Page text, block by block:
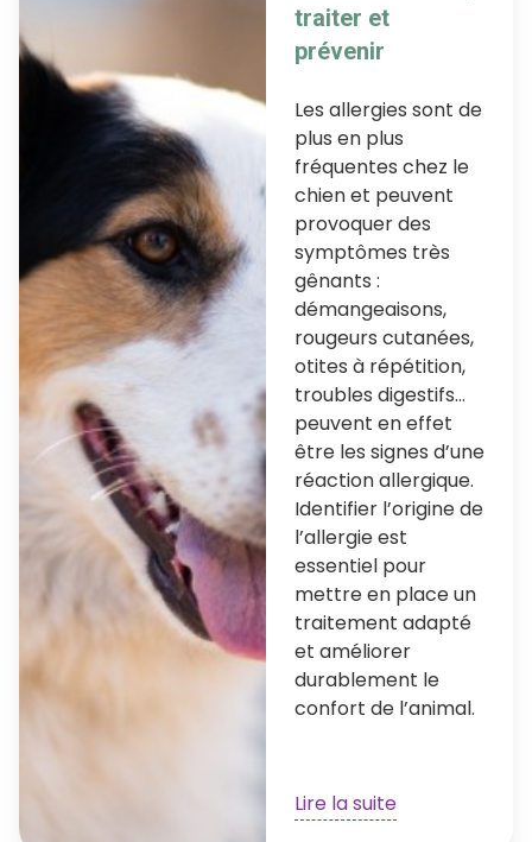
traiter et
prévenir
Les allergies sont de
plus en plus
fréquentes chez le
chien et peuvent
provoquer des
symptômes très
gênants :
démangeaisons,
rougeurs cutanées,
otites à répétition,
troubles digestifs…
peuvent en effet
être les signes d’une
réaction allergique.
Identifier l’origine de
l’allergie est
essentiel pour
mettre en place un
traitement adapté
et améliorer
durablement le
confort de l’animal.
Lire la suite